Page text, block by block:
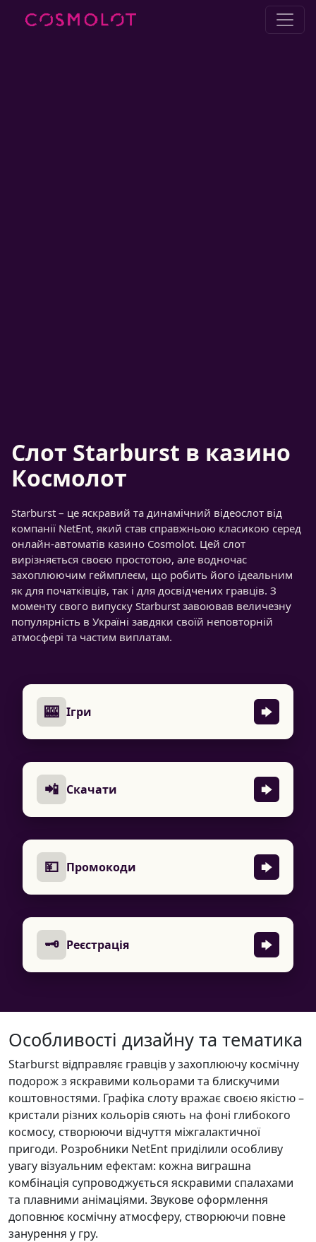
Слот Starburst в казино
Космолот
Starburst – це яскравий та динамічний відеослот від
компанії NetEnt, який став справжньою класикою серед
онлайн-автоматів казино Cosmolot. Цей слот
вирізняється своєю простотою, але водночас
захоплюючим геймплеєм, що робить його ідеальним
як для початківців, так і для досвідчених гравців. З
моменту свого випуску Starburst завоював величезну
популярність в Україні завдяки своїй неповторній
атмосфері та частим виплатам.
🎰 Ігри
📲 Скачати
💴 Промокоди
🗝 Реєстрація
Особливості дизайну та тематика
Starburst відправляє гравців у захоплюючу космічну
подорож з яскравими кольорами та блискучими
коштовностями. Графіка слоту вражає своєю якістю –
кристали різних кольорів сяють на фоні глибокого
космосу, створюючи відчуття міжгалактичної
пригоди. Розробники NetEnt приділили особливу
увагу візуальним ефектам: кожна виграшна
комбінація супроводжується яскравими спалахами
та плавними анімаціями. Звукове оформлення
доповнює космічну атмосферу, створюючи повне
занурення у гру.